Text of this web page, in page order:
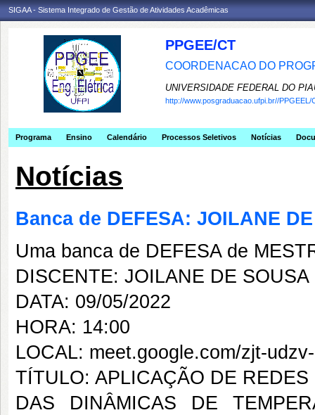
SIGAA - Sistema Integrado de Gestão de Atividades Acadêmicas
PPGEE/CT
COORDENACAO DO
UNIVERSIDADE FEDERAL DO
http://www.posgraduacao.ufpi.br//PPGEEL/
Programa Ensino Calendário Processos Seletivos Notícias
Notícias
Banca de DEFESA: JOILANE
Uma banca de DEFESA de
DISCENTE: JOILANE DE SOUSA
DATA: 09/05/2022
HORA: 14:00
LOCAL: meet.google.com/zjt-
TÍTULO: APLICAÇÃO DE
DAS DINÂMICAS DE